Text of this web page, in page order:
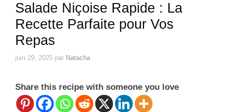
Salade Niçoise Rapide : La
Recette Parfaite pour Vos
Repas
juin 29, 2025 par Natacha
Share this recipe with someone you love